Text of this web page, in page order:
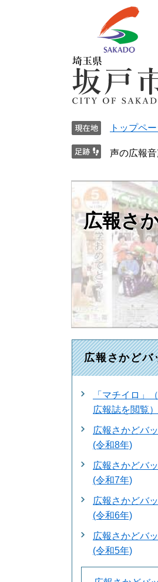
トップペ
声の広報
広報さ
広報さかどバ
「マチイロ」
広報誌を閲覧）
広報さかどバ
(令和8年)
広報さかどバ
(令和7年)
広報さかどバ
(令和6年)
広報さかどバ
(令和5年)